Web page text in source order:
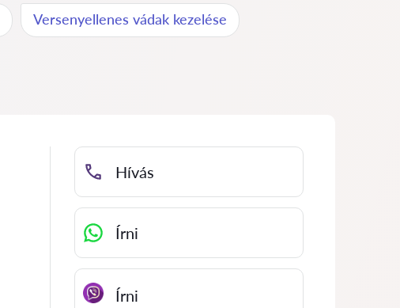
Versenyellenes vádak kezelése
Hívás
Írni
Írni